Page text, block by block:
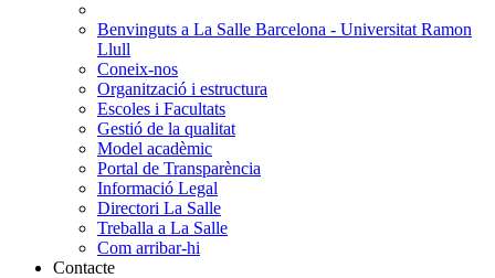
Benvinguts a La Salle Barcelona - Universitat Ramon
Llull
Coneix-nos
Organització i estructura
Escoles i Facultats
Gestió de la qualitat
Model acadèmic
Portal de Transparència
Informació Legal
Directori La Salle
Treballa a La Salle
Com arribar-hi
Contacte